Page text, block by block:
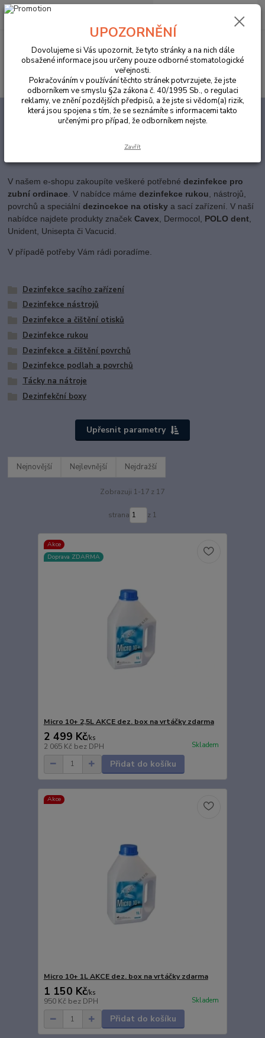
Menu
Hledat
0,00 Kč
ORDINACE Dezinfekce
V našem e-shopu zakoupíte veškeré potřebnédezinfekce pro
zubní ordinace . V nabídce mámedezinfekce rukou , nástrojů,
povrchů a speciálnídezincekce na otisky a sací zařízení. V naší
nabídce najdete produkty značekCavex , Dermocol, POLO dent
Unident, Unisepta či Vacucid.
V případě potřeby Vám rádi poradíme.
Dezinfekce sacího zařízení
Dezinfekce nástrojů
Dezinfekce a čištění otisků
Dezinfekce rukou
Dezinfekce a čištění povrchů
Dezinfekce podlah a povrchů
Tácky na nátroje
Dezinfekční boxy
Upřesnit parametry
Nejnovější Nejlevnější Nejdražší
Zobrazuji 1-17 z 17
strana z 1
Akce
Doprava ZDARMA
Micro 10+ 2,5L AKCE dez. box na vrtáčky zdarma
2 499 Kč/ks
2 065 Kč bez DPH Skladem
Přidat do košíku
Akce
Micro 10+ 1L AKCE dez. box na vrtáčky zdarma
1 150 Kč/ks
950 Kč bez DPH Skladem
Přidat do košíku
UPOZORNĚNÍ
Dovolujeme si Vás upozornit, že tyto stránky a na nich dále
obsažené informace jsou určeny pouze odborné stomatologické
veřejnosti.
Pokračováním v používání těchto stránek potvrzujete, že jste
odborníkem ve smyslu §2a zákona č. 40/1995 Sb., o regulaci
reklamy, ve znění pozdějších předpisů, a že jste si vědom(a) rizik,
která jsou spojena s tím, že se seznámíte s informacemi takto
určenými pro případ, že odborníkem nejste.
Zavřít